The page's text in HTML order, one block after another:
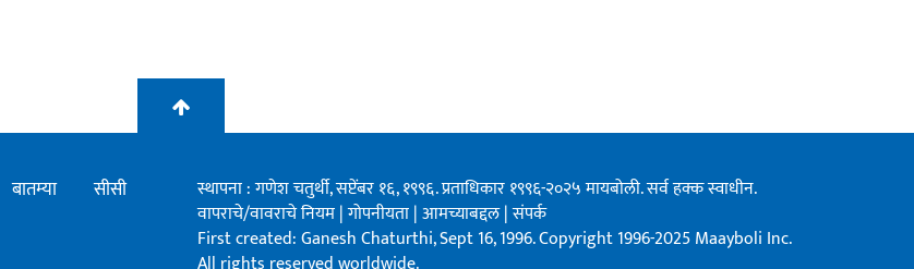
बातम्या सीसी
स्थापना : गणेश चतुर्थी, सप्टेंबर १६, १९९६. प्रताधिकार १९९६-२०२५ मायबोली. सर्व हक्क स्वाधीन.
वापराचे/वावराचे नियम|गोपनीयता|आमच्याबद्दल|संपर्क
First created: Ganesh Chaturthi, Sept 16, 1996. Copyright 1996-2025 Maayboli Inc.